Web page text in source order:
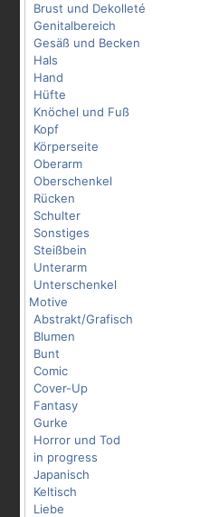
Brust und Dekolleté
Genitalbereich
Gesäß und Becken
Hals
Hand
Hüfte
Knöchel und Fuß
Kopf
Körperseite
Oberarm
Oberschenkel
Rücken
Schulter
Sonstiges
Steißbein
Unterarm
Unterschenkel
Motive
Abstrakt/Grafisch
Blumen
Bunt
Comic
Cover-Up
Fantasy
Gurke
Horror und Tod
in progress
Japanisch
Keltisch
Liebe